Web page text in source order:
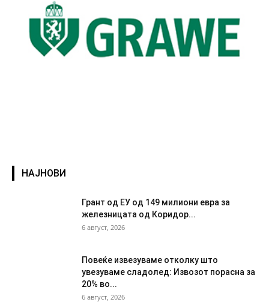
НАЈНОВИ
Грант од ЕУ од 149 милиони евра за
железницата од Коридор...
6 август, 2026
Повеќе извезуваме отколку што
увезуваме сладолед: Извозот порасна за
20% во...
6 август, 2026